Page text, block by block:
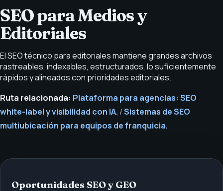
SEO para Medios y
Editoriales
El SEO técnico para editoriales mantiene grandes archivos
rastreables, indexables, estructurados, lo suficientemente
rápidos y alineados con prioridades editoriales.
Ruta relacionada: Plataforma para agencias: SEO
white-label y visibilidad con IA. /Sistemas de SEO
multiubicación para equipos de franquicia.
Oportunidades SEO y GEO